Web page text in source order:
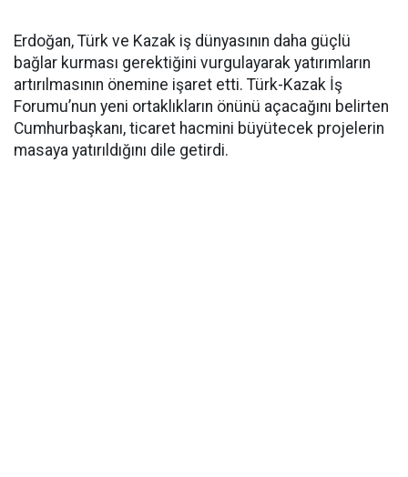
Erdoğan, Türk ve Kazak iş dünyasının daha güçlü
bağlar kurması gerektiğini vurgulayarak yatırımların
artırılmasının önemine işaret etti. Türk-Kazak İş
Forumu’nun yeni ortaklıkların önünü açacağını belirten
Cumhurbaşkanı, ticaret hacmini büyütecek projelerin
masaya yatırıldığını dile getirdi.